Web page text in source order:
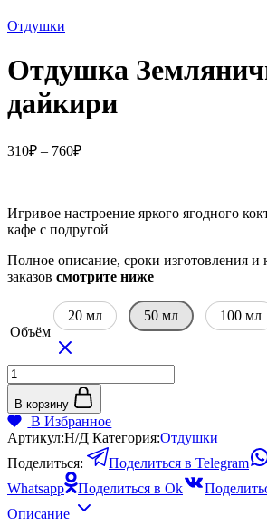
Отдушки
Отдушка
дайкири
310₽ – 760₽Диапазон
760₽
Игривое настроение яркого ягодного
кафе с подругой
Полное описание, сроки изготовления и
заказов смотрите ниже
Объём
20 мл 50 мл 100 мл
Количество
товара
Отдушка
Земляничный
дайкири
В корзину
В Избранное
Артикул:Н/Д Категория:Отдушки
Поделиться:
Поделиться в Telegram
Whatsapp
Поделиться в Ok
Описание